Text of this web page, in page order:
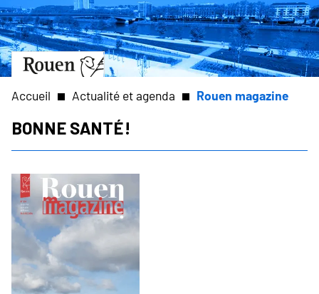
Aller
au
contenu
principal
Aller
à
la
page
d’accueil
Slide
1
of
1
Fil
d'Ariane
Accueil Actualité et agenda Rouen magazine
Bonne santé !